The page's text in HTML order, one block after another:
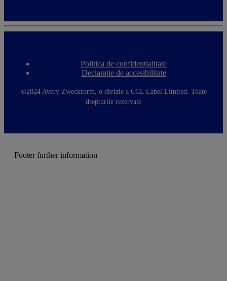
F
o
t
e
Politica de confidențialitate
Declarație de accesibilitate
©2024 Avery Zweckform, o divizie a CCL Label Limited. Toate
drepturile rezervate
Footer further information